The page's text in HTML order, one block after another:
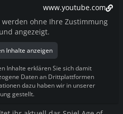
www.youtube.com
ohne Ihre Zustimmung
angezeigt.
Inhalte anzeigen
Inhalte erklären Sie sich damit
Daten an Drittplattformen
dazu haben wir in unserer
gestellt.